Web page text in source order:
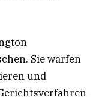
Sie warfen
und